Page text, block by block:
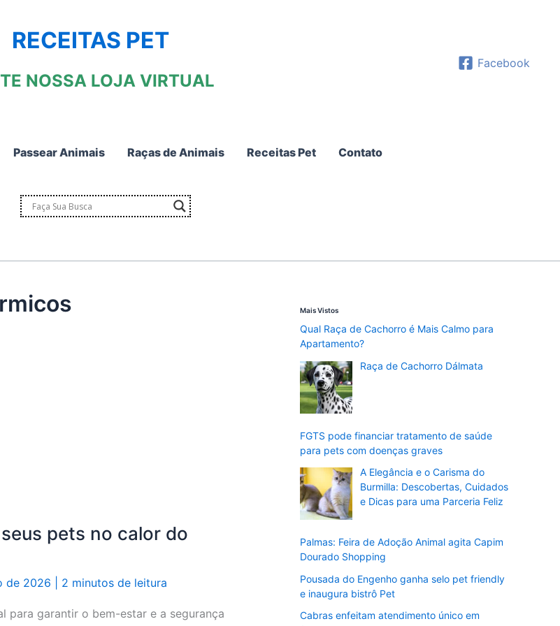
RECEITAS PET
NOSSA LOJA VIRTUAL
Facebook
Passear Animais Raças de Animais Receitas Pet Contato
pets no calor do
de 2026 2 minutos de leitura
para garantir o bem-estar e a segurança
Mais Vistos
Qual Raça de Cachorro é Mais Calmo para
Apartamento?
Raça de Cachorro Dálmata
FGTS pode financiar tratamento de saúde
para pets com doenças graves
A Elegância e o Carisma do
Burmilla: Descobertas, Cuidados
e Dicas para uma Parceria Feliz
Palmas: Feira de Adoção Animal agita Capim
Dourado Shopping
Pousada do Engenho ganha selo pet friendly
e inaugura bistrô Pet
Cabras enfeitam atendimento único em